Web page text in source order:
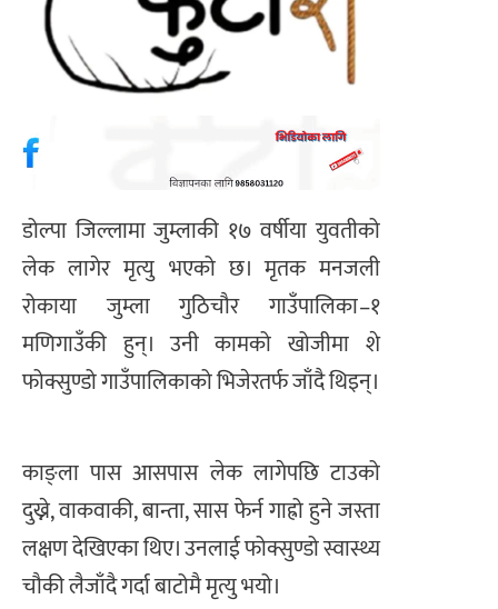
डोल्पा जिल्लामा जुम्लाकी १७ वर्षीया युवतीको
लेक लागेर मृत्यु भएको छ। मृतक मनजली
रोकाया जुम्ला गुठिचौर गाउँपालिका–१
मणिगाउँकी हुन्। उनी कामको खोजीमा शे
फोक्सुण्डो गाउँपालिकाको भिजेरतर्फ जाँदै थिइन्।
काङ्ला पास आसपास लेक लागेपछि टाउको
दुख्ने, वाकवाकी, बान्ता, सास फेर्न गाह्रो हुने जस्ता
लक्षण देखिएका थिए। उनलाई फोक्सुण्डो स्वास्थ्य
चौकी लैजाँदै गर्दा बाटोमै मृत्यु भयो।